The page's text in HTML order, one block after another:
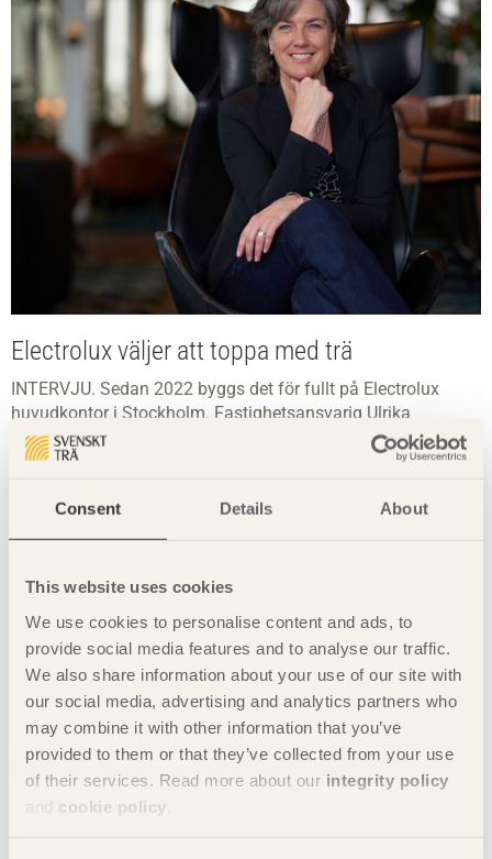
Consent Details About
This website uses cookies
We use cookies to personalise content and ads, to
provide social media features and to analyse our traffic.
We also share information about your use of our site with
our social media, advertising and analytics partners who
may combine it with other information that you’ve
provided to them or that they’ve collected from your use
of their services. Read more about our integrity policy
and cookie policy
Electrolux väljer att toppa med trä
INTERVJU. Sedan 2022 byggs det för fullt på Electrolux
huvudkontor i Stockholm. Fastighetsansvarig Ulrika
Kågström har klimatfrågan högst upp.